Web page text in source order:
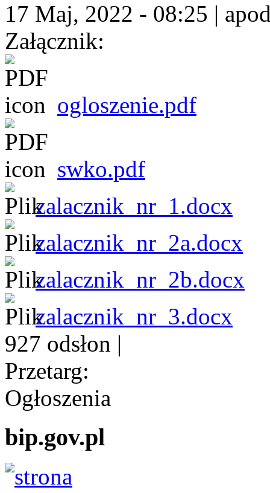
17 Maj, 2022 - 08:25 |
Załącznik:
ogloszenie.pdf
swko.pdf
zalacznik_nr_1.docx
zalacznik_nr_2a.docx
zalacznik_nr_2b.docx
zalacznik_nr_3.docx
927 odsłon |
Przetarg:
Ogłoszenia
bip.gov.pl